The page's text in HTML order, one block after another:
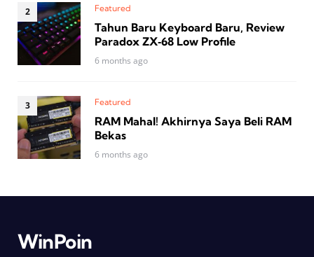
Featured
Tahun Baru Keyboard Baru, Review
Paradox ZX‑68 Low Profile
6 months ago
Featured
RAM Mahal! Akhirnya Saya Beli RAM
Bekas
6 months ago
WinPoin